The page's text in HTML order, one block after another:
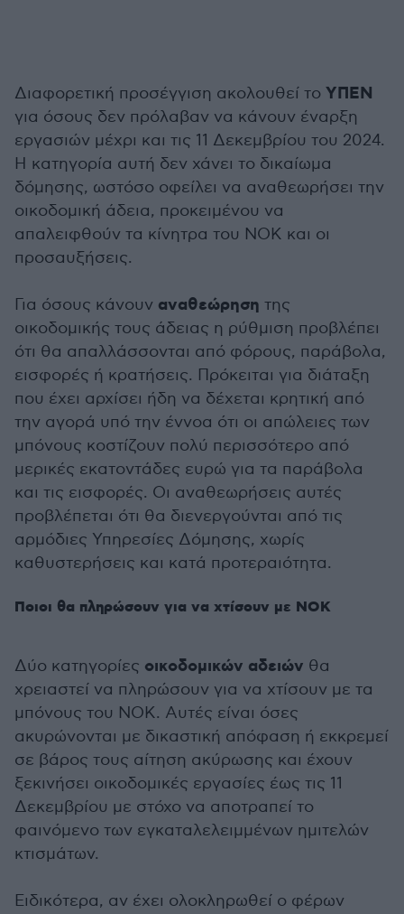
Διαφορετική προσέγγιση ακολουθεί το ΥΠΕΝ
για όσους δεν πρόλαβαν να κάνουν έναρξη
εργασιών μέχρι και τις 11 Δεκεμβρίου του 2024.
Η κατηγορία αυτή δεν χάνει το δικαίωμα
δόμησης, ωστόσο οφείλει να αναθεωρήσει την
οικοδομική άδεια, προκειμένου να
απαλειφθούν τα κίνητρα του ΝΟΚ και οι
προσαυξήσεις.
Για όσους κάνουν αναθεώρηση της
οικοδομικής τους άδειας η ρύθμιση προβλέπει
ότι θα απαλλάσσονται από φόρους, παράβολα,
εισφορές ή κρατήσεις. Πρόκειται για διάταξη
που έχει αρχίσει ήδη να δέχεται κρητική από
την αγορά υπό την έννοα ότι οι απώλειες των
μπόνους κοστίζουν πολύ περισσότερο από
μερικές εκατοντάδες ευρώ για τα παράβολα
και τις εισφορές. Οι αναθεωρήσεις αυτές
προβλέπεται ότι θα διενεργούνται από τις
αρμόδιες Υπηρεσίες Δόμησης, χωρίς
καθυστερήσεις και κατά προτεραιότητα.
Ποιοι θα πληρώσουν για να χτίσουν με ΝΟΚ
Δύο κατηγορίες οικοδομικών αδειών θα
χρειαστεί να πληρώσουν για να χτίσουν με τα
μπόνους του ΝΟΚ. Αυτές είναι όσες
ακυρώνονται με δικαστική απόφαση ή εκκρεμεί
σε βάρος τους αίτηση ακύρωσης και έχουν
ξεκινήσει οικοδομικές εργασίες έως τις 11
Δεκεμβρίου με στόχο να αποτραπεί το
φαινόμενο των εγκαταλελειμμένων ημιτελών
κτισμάτων.
Ειδικότερα, αν έχει ολοκληρωθεί ο φέρων